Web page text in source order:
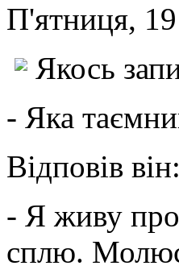
П'ятниця,
Якось
- Яка
Відповів він:
- Я живу
сплю.